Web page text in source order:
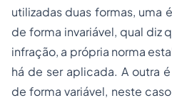
utilizadas duas formas, uma
de forma invariável, qual diz
infração, a própria norma
há de ser aplicada. A outra
de forma variável, neste